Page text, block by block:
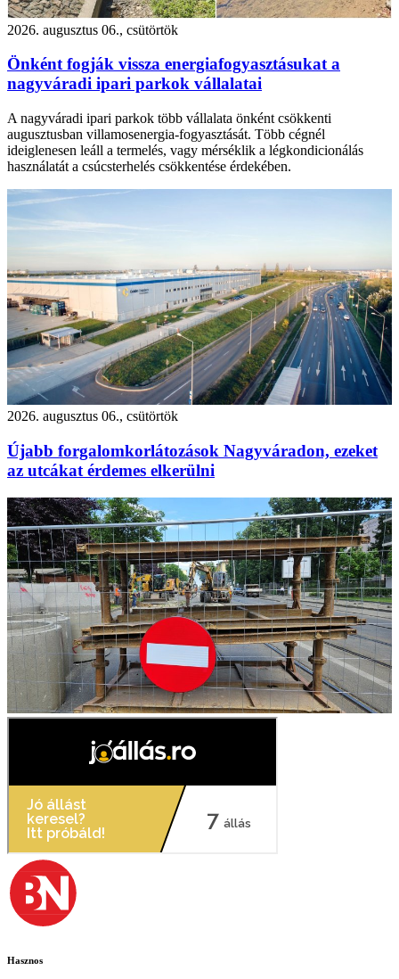
2026. augusztus 06., csütörtök
Önként fogják vissza energiafogyasztásukat a
nagyváradi ipari parkok vállalatai
A nagyváradi ipari parkok több vállalata önként csökkenti
augusztusban villamosenergia-fogyasztását. Több cégnél
ideiglenesen leáll a termelés, vagy mérséklik a légkondicionálás
használatát a csúcsterhelés csökkentése érdekében.
2026. augusztus 06., csütörtök
Újabb forgalomkorlátozások Nagyváradon, ezeket
az utcákat érdemes elkerülni
Hasznos